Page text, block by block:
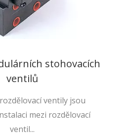
stohovacích
ventilů
ventily jsou
mezi rozdělovací
ventil...